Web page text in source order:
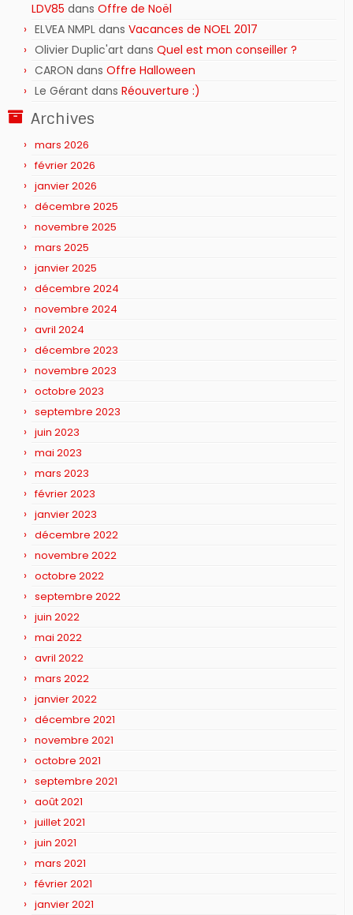
LDV85 dans Offre de Noël
ELVEA NMPL dans Vacances de NOEL 2017
Olivier Duplic'art dans Quel est mon conseiller ?
CARON dans Offre Halloween
Le Gérant dans Réouverture :)
Archives
mars 2026
février 2026
janvier 2026
décembre 2025
novembre 2025
mars 2025
janvier 2025
décembre 2024
novembre 2024
avril 2024
décembre 2023
novembre 2023
octobre 2023
septembre 2023
juin 2023
mai 2023
mars 2023
février 2023
janvier 2023
décembre 2022
novembre 2022
octobre 2022
septembre 2022
juin 2022
mai 2022
avril 2022
mars 2022
janvier 2022
décembre 2021
novembre 2021
octobre 2021
septembre 2021
août 2021
juillet 2021
juin 2021
mars 2021
février 2021
janvier 2021